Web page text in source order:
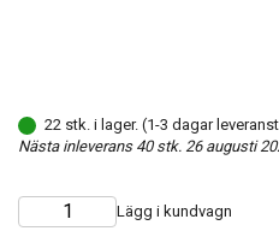
22 stk. i lager. (1-3 dagar
Nästa inleverans 40 stk. 26 augusti
Choose
Quantity Lägg i kundvagn